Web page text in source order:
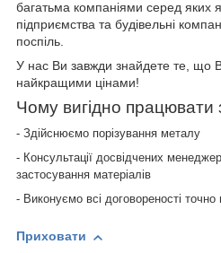
багатьма компаніями серед яких
підприємства та будівельні
поспіль.
У нас Ви завжди знайдете те, що
найкращими цінами!
Чому вигідно працювати
- Здійснюємо порізування металу
- Консультації досвідчених
застосування матеріалів
- Виконуємо всі договореності точно
Приховати